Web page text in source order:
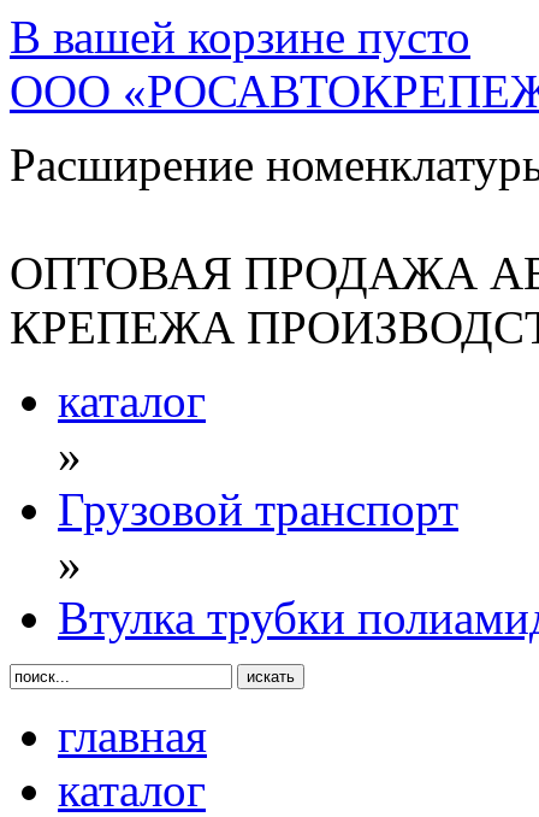
В вашей корзине пусто
ООО
Расширение
ОПТОВАЯ ПРОДАЖА
КРЕПЕЖА
каталог
»
Грузовой транспорт
»
Втулка трубки
главная
каталог